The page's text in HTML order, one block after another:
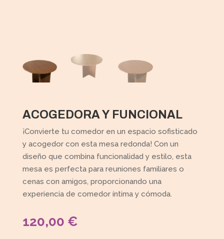
ACOGEDORA Y FUNCIONAL
¡Convierte tu comedor en un espacio sofisticado
y acogedor con esta mesa redonda! Con un
diseño que combina funcionalidad y estilo, esta
mesa es perfecta para reuniones familiares o
cenas con amigos, proporcionando una
experiencia de comedor íntima y cómoda.
120,00 €